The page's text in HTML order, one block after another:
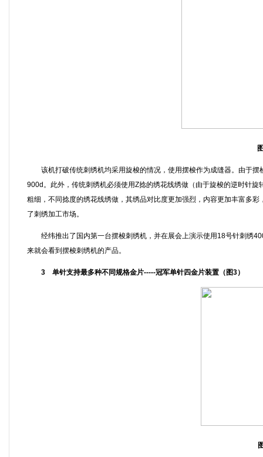
该机打破传统刺绣机均采用旋梭的情况，使用摆梭作为成缝器。由于摆
900d。此外，传统刺绣机必须使用Z捻的绣花线绣做（由于旋梭的逆时针
粗细，不同捻度的绣花线绣做，其绣品对比度更加强烈，内容更加丰富多
了刺绣加工市场。
经纬推出了国内第一台摆梭刺绣机，并在展会上演示使用18号针刺绣
来就会看到摆梭刺绣机的产品。
3 单针支持最多种不同规格金片-----冠军单针四金片装置（图3）